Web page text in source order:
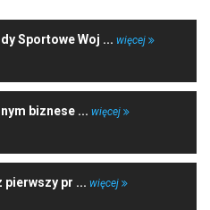
Sportowe Woj ... więcej
biznese ... więcej
pr ... więcej